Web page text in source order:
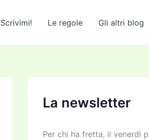
Scrivimi! Le regole Gli altri blog
La newsletter
Per chi ha fretta, il venerdì